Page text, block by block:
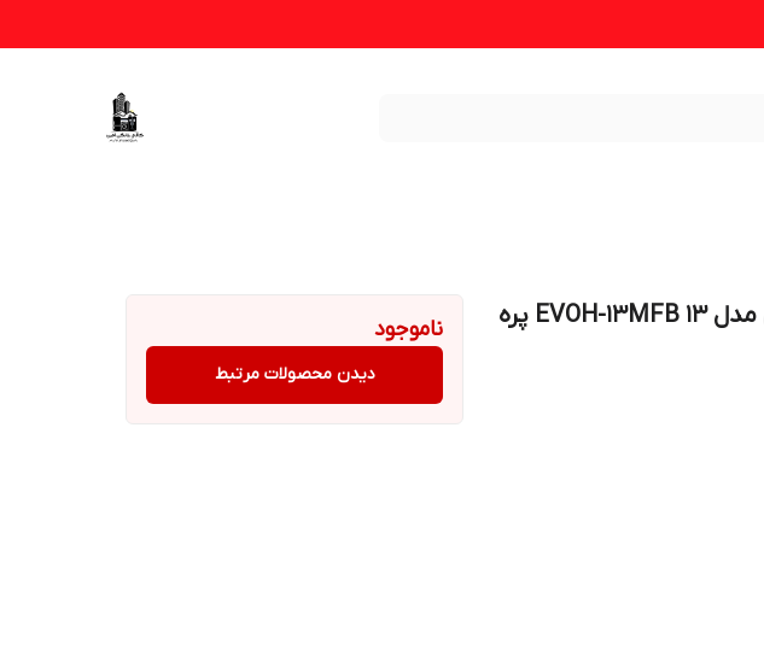
شوفاژ برقی ایوولی مدل EVOH-13MFB ۱۳ پره
ناموجود
دیدن محصولات مرتبط